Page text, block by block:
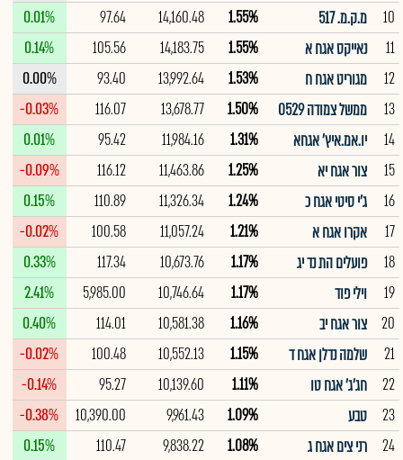
10
מ.ק.מ. 517 1.55%
14,160.48
97.64
0.01%
11
נאייקס אגח א 1.55%
14,183.75
105.56
0.14%
12
מגוריט אגח ח 1.53%
13,992.64
93.40
0.00%
13
ממשל צמודה 0529 1.50%
13,678.77
116.07
-0.03%
14
יו.אמ.איץ' אגחא 1.31%
11,984.16
95.42
0.01%
15
צור אגח יא 1.25%
11,463.86
116.12
-0.09%
16
ג'י סיטי אגח כ 1.24%
11,326.34
110.89
0.15%
17
אקרו אגח א 1.21%
11,057.24
100.58
-0.02%
18
פועלים הת נד יג 1.17%
10,673.76
117.34
0.33%
19
וילי פוד 1.17%
10,746.64
5,985.00
2.41%
20
צור אגח יב 1.16%
10,581.38
114.01
0.40%
21
שלמה נדלן אגח ד 1.15%
10,552.13
100.48
-0.02%
22
חג'ג' אגח טו 1.11%
10,139.60
95.27
-0.14%
23
טבע 1.09%
9,961.43
10,390.00
-0.38%
24
רני צים אגח ג 1.08%
9,838.22
110.47
0.15%